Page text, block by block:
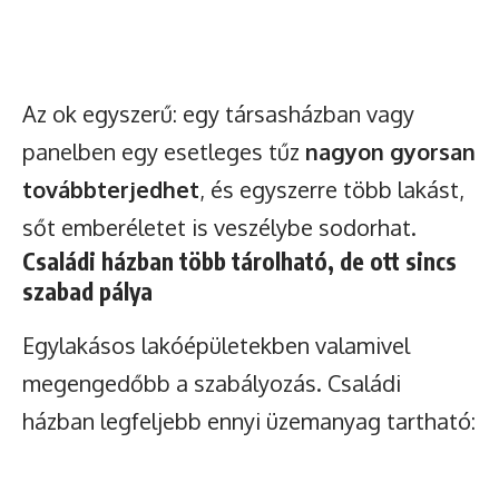
Az ok egyszerű: egy társasházban vagy
panelben egy esetleges tűz nagyon gyorsan
továbbterjedhet, és egyszerre több lakást,
sőt emberéletet is veszélybe sodorhat.
Családi házban több tárolható, de ott sincs
szabad pálya
Egylakásos lakóépületekben valamivel
megengedőbb a szabályozás. Családi
házban legfeljebb ennyi üzemanyag tartható: